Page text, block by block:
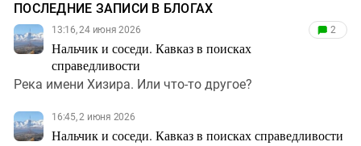
ПОСЛЕДНИЕ ЗАПИСИ В БЛОГАХ
13:16, 24 июня 2026
Нальчик и соседи. Кавказ в поисках
справедливости
2
Река имени Хизира. Или что-то другое?
16:45, 2 июня 2026
Нальчик и соседи. Кавказ в поисках справедливости